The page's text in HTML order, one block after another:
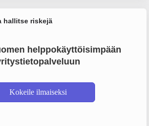
hallitse riskejä
helppokäyttöisimpään
Kokeile ilmaiseksi